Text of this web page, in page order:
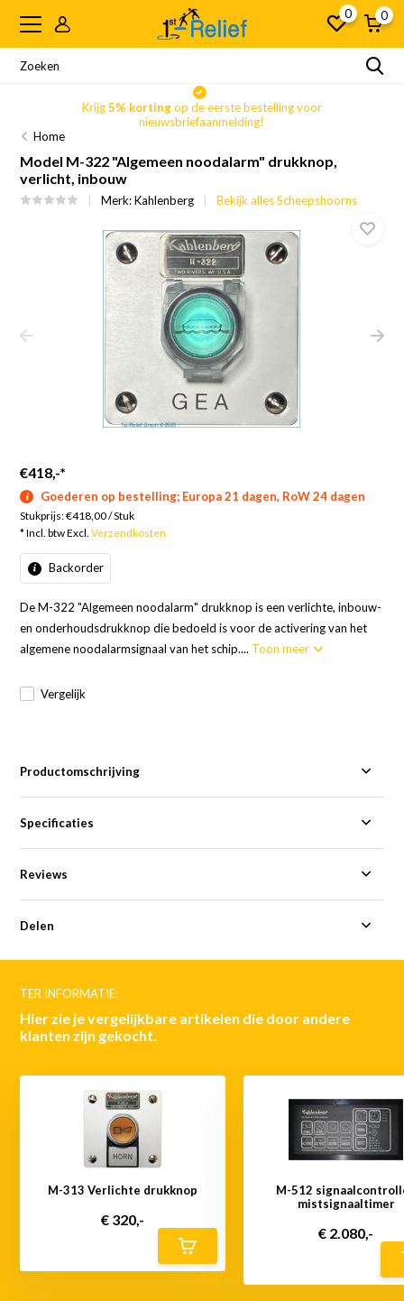
0 0
Krijg5% kortingop de eerste bestelling voor
nieuwsbriefaanmelding!
Home
Model M-322 "Algemeen noodalarm" drukknop,
verlicht, inbouw
Merk:Kahlenberg Bekijk alles Scheepshoorns
€418,-*
Goederen op bestelling; Europa 21 dagen, RoW 24 dagen
Stukprijs:€418,00/Stuk
* Incl. btw Excl.Verzendkosten
Backorder
De M-322 "Algemeen noodalarm" drukknop is een verlichte, inbouw-
en onderhoudsdrukknop die bedoeld is voor de activering van het
algemene noodalarmsignaal van het schip.... Toon meer
Vergelijk
Productomschrijving
Specificaties
Reviews
Delen
TER INFORMATIE:
Hier zie je vergelijkbare artikelen die door andere
klanten zijn gekocht.
M-313 Verlichte drukknop
€ 320,-
M-512
mistsignaaltimer
€ 2.080,-